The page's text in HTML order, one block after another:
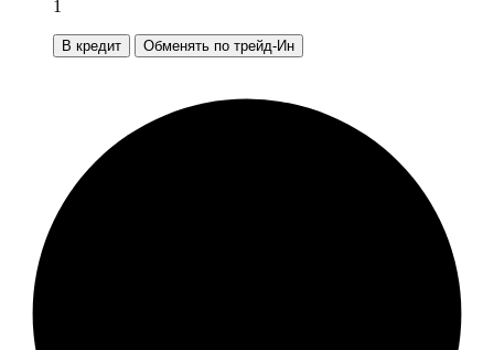
1
В кредит Обменять по трейд-Ин